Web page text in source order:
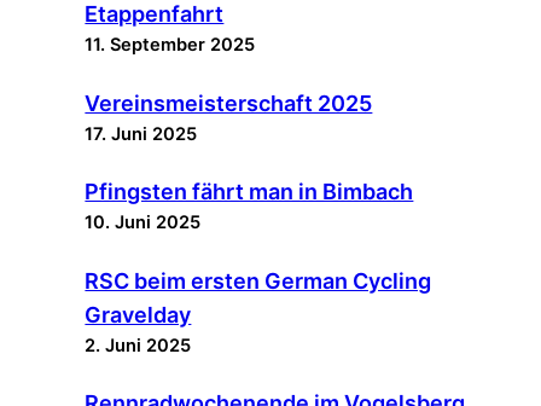
Etappenfahrt
11. September 2025
Vereinsmeisterschaft 2025
17. Juni 2025
Pfingsten fährt man in Bimbach
10. Juni 2025
RSC beim ersten German Cycling
Gravelday
2. Juni 2025